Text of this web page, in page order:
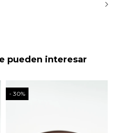
pueden interesar
30